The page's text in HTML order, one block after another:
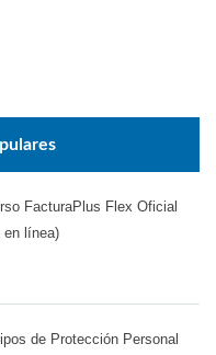
FacturaPlus Flex Oficial
línea)
de Protección Personal